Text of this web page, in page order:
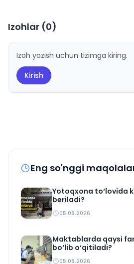
Izohlar (0)
Izoh yozish uchun tizimga kiring.
Kirish
Eng so'nggi
Yotoqxona to‘lovida
beriladi?
05.08.2026
Maktablarda qaysi
bo‘lib o‘qitiladi?
05.08.2026